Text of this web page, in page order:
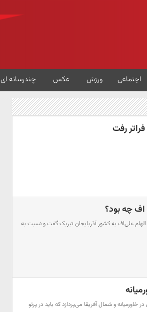
اجتماعی ورزش عکس چندرسانه ای
رفت
اف چه بود؟
علی‌اف به کشور آذربایجان تبریک گفت و نسبت به
و شمال آفریقا می‌پردازد که باید در پرتو